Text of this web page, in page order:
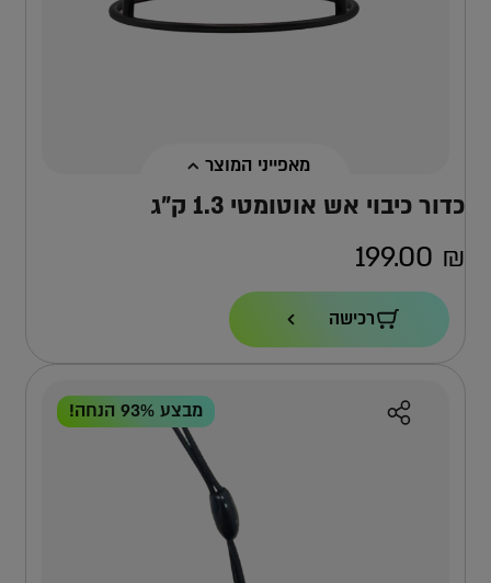
מאפייני המוצר
כדור כיבוי אש אוטומטי 1.3 ק”ג
199.00 ₪
תוקף
למה העמדה הזו?
רכישה
מבצע 93% הנחה!